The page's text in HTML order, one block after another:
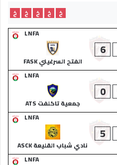
خ خ خ خ
خ
LNFA
6
الفتح السرغيني FASK
LNFA
0
جمعية تاكلفت ATS
LNFA
5
نادي شباب القليعة ASCK
LNFA